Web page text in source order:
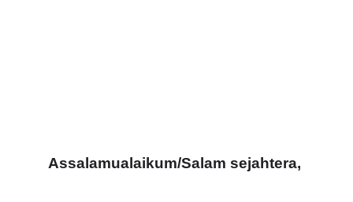
Assalamualaikum/Salam sejahtera,